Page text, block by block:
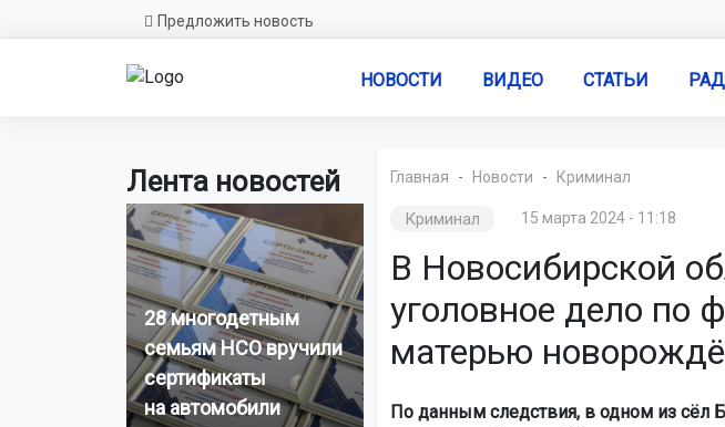
Предложить новость
НОВОСТИ ВИДЕО СТАТЬИ
Лента новостей
28 многодетным
семьям НСО вручили
сертификаты
на автомобили
Главная Новости Криминал
Криминал 15 марта 2024 - 11:18
В Новосибирской
уголовное дело по
матерью
По данным следствия, в одном из сёл